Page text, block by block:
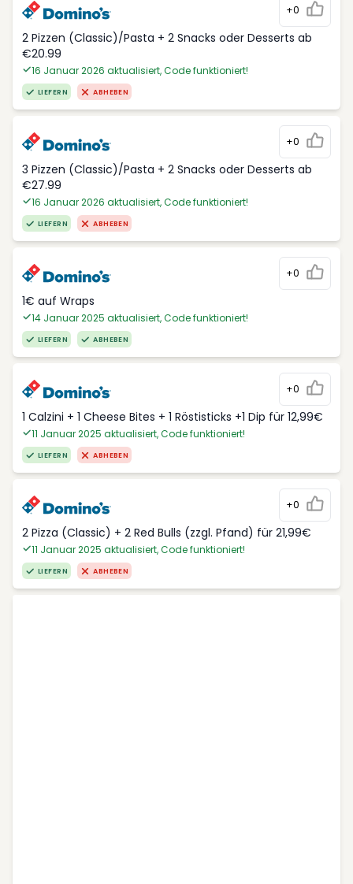
+0
2 Pizzen (Classic)/Pasta + 2 Snacks oder Desserts ab
€20.99
16 Januar 2026 aktualisiert, Code funktioniert!
LIEFERN ABHEBEN
+0
3 Pizzen (Classic)/Pasta + 2 Snacks oder Desserts ab
€27.99
16 Januar 2026 aktualisiert, Code funktioniert!
LIEFERN ABHEBEN
+0
1€ auf Wraps
14 Januar 2025 aktualisiert, Code funktioniert!
LIEFERN ABHEBEN
+0
1 Calzini + 1 Cheese Bites + 1 Röstisticks +1 Dip für 12,99€
11 Januar 2025 aktualisiert, Code funktioniert!
LIEFERN ABHEBEN
+0
2 Pizza (Classic) + 2 Red Bulls (zzgl. Pfand) für 21,99€
11 Januar 2025 aktualisiert, Code funktioniert!
LIEFERN ABHEBEN